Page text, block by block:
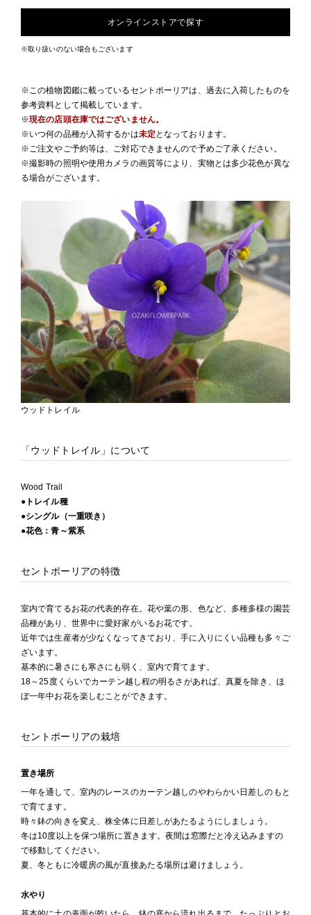
オンラインストアで探す
※取り扱いのない場合もございます
※この植物図鑑に載っているセントポーリアは、過去に入荷したものを
参考資料として掲載しています。
※現在の店頭在庫ではございません。
※いつ何の品種が入荷するかは未定となっております。
※ご注文やご予約等は、ご対応できませんので予めご了承ください。
※撮影時の照明や使用カメラの画質等により、実物とは多少花色が異な
る場合がございます。
ウッドトレイル
「ウッドトレイル」について
Wood Trail
●トレイル種
●シングル（一重咲き）
●花色：青～紫系
セントポーリアの特徴
室内で育てるお花の代表的存在。花や葉の形、色など、多種多様の園芸
品種があり、世界中に愛好家がいるお花です。
近年では生産者が少なくなってきており、手に入りにくい品種も多々ご
ざいます。
基本的に暑さにも寒さにも弱く、室内で育てます。
18～25度くらいでカーテン越し程の明るさがあれば、真夏を除き、ほ
ぼ一年中お花を楽しむことができます。
セントポーリアの栽培
置き場所
一年を通して、室内のレースのカーテン越しのやわらかい日差しのもと
で育てます。
時々鉢の向きを変え、株全体に日差しがあたるようにしましょう。
冬は10度以上を保つ場所に置きます。夜間は窓際だと冷え込みますの
で移動してください。
夏、冬ともに冷暖房の風が直接あたる場所は避けましょう。
水やり